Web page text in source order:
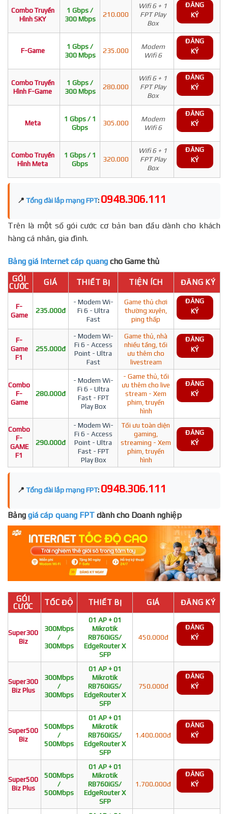
Combo Truyền
Hình SKY
1 Gbps /
300 Mbps
210.000
Wifi 6 + 1
FPT Play
Box
ĐĂNG
KÝ
F-Game
1 Gbps /
300 Mbps
235.000
Modem
Wifi 6
ĐĂNG
KÝ
Combo Truyền
Hình F-Game
1 Gbps /
300 Mbps
280.000
Wifi 6 + 1
FPT Play
Box
ĐĂNG
KÝ
Meta
1 Gbps / 1
Gbps
305.000
Modem
Wifi 6
ĐĂNG
KÝ
Combo Truyền
Hình Meta
1 Gbps / 1
Gbps
320.000
Wifi 6 + 1
FPT Play
Box
ĐĂNG
KÝ
📍 Tổng đài lắp mạng FPT: 0948.306.111
Trên là một số gói cước cơ bản ban đầu dành cho khách
hàng cá nhân, gia đình.
Bảng giá Internet cáp quang cho Game thủ
GÓI
CƯỚC
GIÁ THIẾT BỊ TIỆN ÍCH ĐĂNG KÝ
F-
Game
235.000đ
- Modem Wi-
Fi 6 - Ultra
Fast
Game thủ chơi
thường xuyên,
ping thấp
ĐĂNG
KÝ
F-
Game
F1
255.000đ
- Modem Wi-
Fi 6 - Access
Point - Ultra
Fast
Game thủ, nhà
nhiều tầng, tối
ưu thêm cho
livestream
ĐĂNG
KÝ
Combo
F-
Game
280.000đ
- Modem Wi-
Fi 6 - Ultra
Fast - FPT
Play Box
- Game thủ, tối
ưu thêm cho live
stream - Xem
phim, truyền
hình
ĐĂNG
KÝ
Combo
F-
GAME
F1
290.000đ
- Modem Wi-
Fi 6 - Access
Point - Ultra
Fast - FPT
Play Box
Tối ưu toàn diện
gaming,
streaming - Xem
phim, truyền
hình
ĐĂNG
KÝ
📍 Tổng đài lắp mạng FPT: 0948.306.111
Bảng giá cáp quang FPT dành cho Doanh nghiệp
GÓI
CƯỚC
TỐC ĐỘ THIẾT BỊ GIÁ ĐĂNG KÝ
Super300
Biz
300Mbps
/
300Mbps
01 AP + 01
Mikrotik
RB760iGS/
EdgeRouter X
SFP
450.000đ
ĐĂNG
KÝ
Super300
Biz Plus
300Mbps
/
300Mbps
01 AP + 01
Mikrotik
RB760iGS/
EdgeRouter X
SFP
750.000đ
ĐĂNG
KÝ
Super500
Biz
500Mbps
/
500Mbps
01 AP + 01
Mikrotik
RB760iGS/
EdgeRouter X
SFP
1.400.000đ
ĐĂNG
KÝ
Super500
Biz Plus
500Mbps
/
500Mbps
01 AP + 01
Mikrotik
RB760iGS/
EdgeRouter X
SFP
1.700.000đ
ĐĂNG
KÝ